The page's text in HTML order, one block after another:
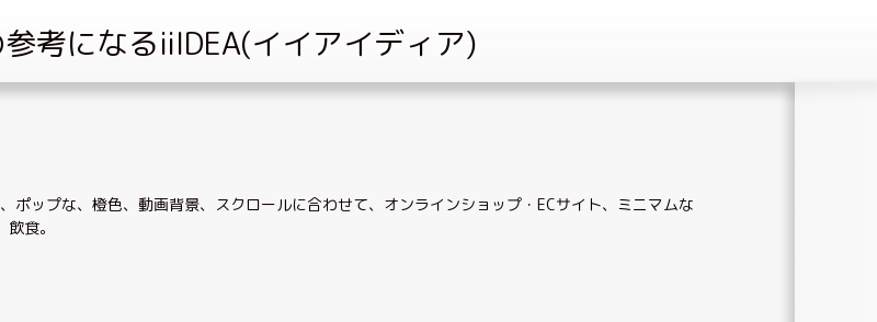
、 ポップな、 橙色、 動画背景、 スクロールに合わせて、 オンラインショップ・ECサイト、 ミニマムな
飲食。